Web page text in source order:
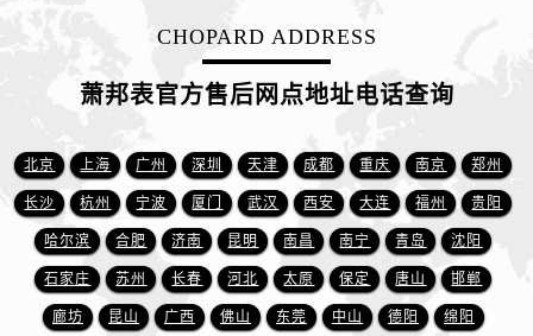
浙江省湖州市吴兴区劳动路萧邦售后服务中心（需提前预约）
浙江省嘉兴市南湖区广益路705号嘉兴世界贸易中心A座13层1304室萧邦售后服务中心（需提前预约）
浙江省金华市金东区东市南街777号金华万达广场4号楼22楼2209室萧邦售后服务中心（需提前预约）
浙江省丽水市莲都区解放街萧邦售后服务中心（需提前预约）
浙江省宁波市江北区大闸南路500号来福士广场办公楼20层2009室萧邦售后服务中心（需提前预约）
浙江省衢州市柯城区上街萧邦售后服务中心（需提前预约）
CHOPARD ADDRESS
萧邦表官方售后网点地址电话查询
北京 上海 广州 深圳 天津 成都 重庆 南京 郑州
长沙 杭州 宁波 厦门 武汉 西安 大连 福州 贵阳
哈尔滨 合肥 济南 昆明 南昌 南宁 青岛 沈阳
石家庄 苏州 长春 河北 太原 保定 唐山 邯郸
廊坊 昆山 广西 佛山 东莞 中山 德阳 绵阳